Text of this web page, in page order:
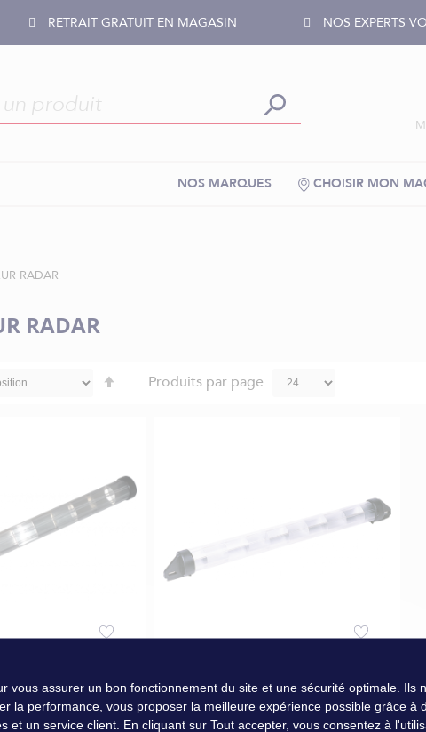
RETRAIT GRATUIT EN MAGASIN NOS EXPERTS
CHOISIR MON
NOS MARQUES
RADAR
RADAR
Produits par page
vous assurer un bon fonctionnement du site et une sécurité optimale. Ils
la performance, vous proposer la meilleure expérience possible grâce à
et un service client. En cliquant sur Tout accepter, vous consentez à